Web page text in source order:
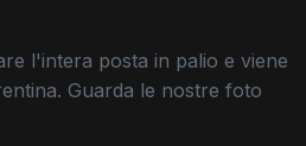
l'intera posta in palio e viene
Guarda le nostre foto